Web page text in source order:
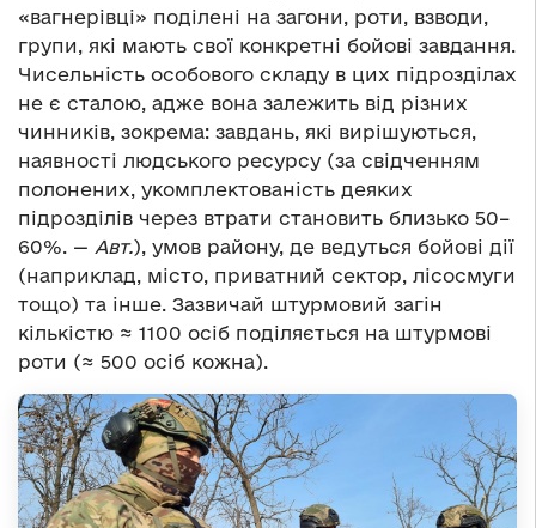
«вагнерівці» поділені на загони, роти, взводи,
групи, які мають свої конкретні бойові завдання.
Чисельність особового складу в цих підрозділах
не є сталою, адже вона залежить від різних
чинників, зокрема: завдань, які вирішуються,
наявності людського ресурсу (за свідченням
полонених, укомплектованість деяких
підрозділів через втрати становить близько 50–
60%. — Авт.), умов району, де ведуться бойові дії
(наприклад, місто, приватний сектор, лісосмуги
тощо) та інше. Зазвичай штурмовий загін
кількістю ≈ 1100 осіб поділяється на штурмові
роти (≈ 500 осіб кожна).